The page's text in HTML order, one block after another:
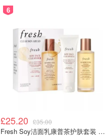
6
£25.20 £35.00
Fresh Soy洁面乳康普茶护肤套装 100ml